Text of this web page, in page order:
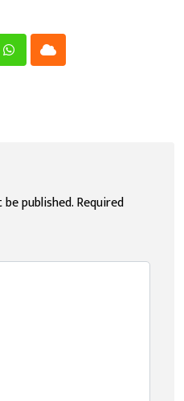
WhatsappCloud
published.Required